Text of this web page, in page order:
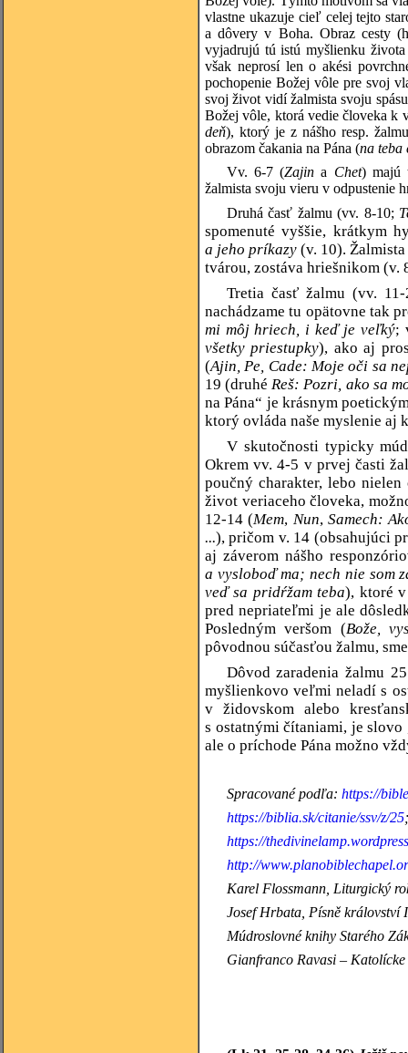
vlastne ukazuje cieľ celej tejto
a dôvery v Boha. Obraz cesty
vyjadrujú tú istú myšlienku
však neprosí len o akési
pochopenie Božej vôle pre svoj
svoj život vidí žalmista svoju
Božej vôle, ktorá vedie človeka k
deň), ktorý je z nášho resp.
obrazom čakania na Pána (na teba
Vv. 6-7 (Zajin a Chet) majú
žalmista svoju vieru v odpustenie
Druhá časť žalmu (vv. 8-10;
spomenuté vyššie, krátkym
a jeho príkazy (v. 10).
tvárou, zostáva hriešnikom (v.
Tretia časť žalmu (vv.
nachádzame tu opätovne tak
mi môj hriech, i keď je veľký;
všetky priestupky), ako aj
(Ajin, Pe, Cade: Moje oči sa
19 (druhéReš: Pozri, ako sa
na Pána“ je krásnym
ktorý ovláda naše myslenie aj
V skutočnosti typicky
Okrem vv. 4-5 v prvej časti
poučný charakter, lebo
život veriaceho človeka,
12-14 (Mem, Nun,Samech:
...), pričom v. 14 (obsahujúci
aj záverom nášho
a vysloboď ma; nech nie som
veď sa pridŕžam teba), ktoré v
pred nepriateľmi je ale
Posledným veršom (Bože,
pôvodnou súčasťou žalmu,
Dôvod zaradenia žalmu
myšlienkovo veľmi neladí s
v židovskom alebo
s ostatnými čítaniami, je slovo
ale o príchode Pána možno
Spracované podľa: https://
https://biblia.sk/citanie/ssv/z/25
https://
http://
Karel Flossmann, Liturgický
Josef Hrbata, Písně království
Múdroslovné knihy Starého
Gianfranco Ravasi –